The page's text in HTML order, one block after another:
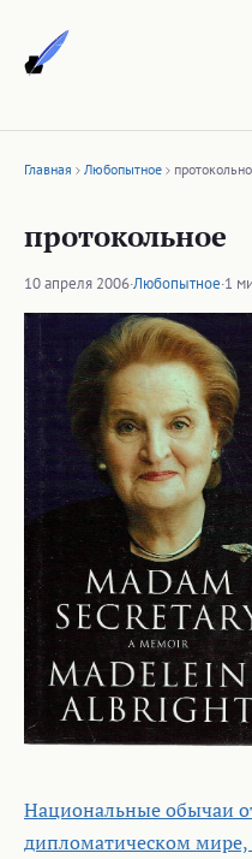
содержимому
Главная Любопытное
протокольное
10 апреля 2006·Любопытное·1
Национальные обычаи
дипломатическом мире,